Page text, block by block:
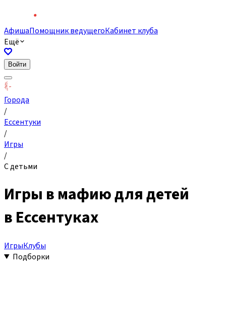
АфишаПомощник ведущегоКабинет клуба
Ещё
Войти
Города
/
Ессентуки
/
Игры
/
С детьми
Игры в мафию для детей
в Ессентуках
ИгрыКлубы
Подборки